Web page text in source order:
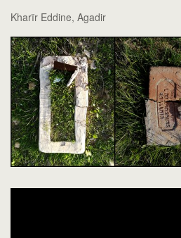
Kharïr Eddine, Agadir